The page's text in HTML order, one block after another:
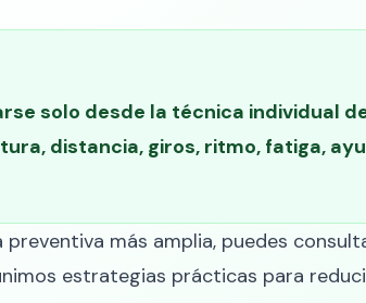
solo desde la técnica individual
distancia, giros, ritmo, fatiga,
más amplia, puedes
estrategias prácticas para